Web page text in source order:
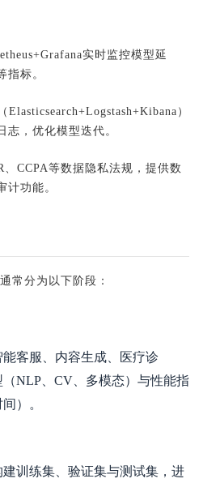
实时监控模型延
指标。
Elasticsearch+Logstash+Kibana）
志，优化模型迭代。
CCPA等数据隐私法规，提供数
计功能。
常分为以下阶段：
客服、内容生成、医疗诊
NLP、CV、多模态）与性能指
）。
训练集、验证集与测试集，进